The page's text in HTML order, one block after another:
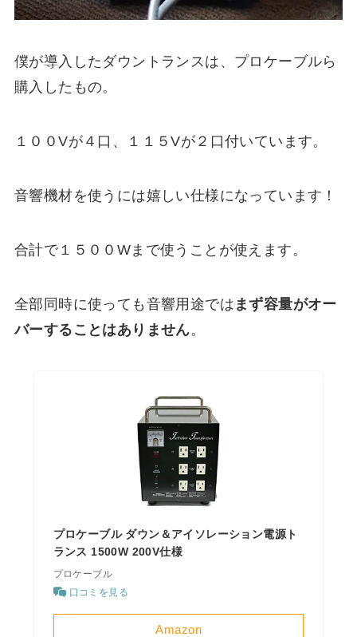
僕が導入したダウントランスは、プロケーブルら
購入したもの。
１００Vが４口、１１５Vが２口付いています。
音響機材を使うには嬉しい仕様になっています！
合計で１５００Wまで使うことが使えます。
全部同時に使っても音響用途では まず容量がオー
バーすることはありません。
プロケーブル ダウン＆アイソレーション電源ト
ランス 1500W 200V仕様
プロケーブル
口コミを見る
Amazon